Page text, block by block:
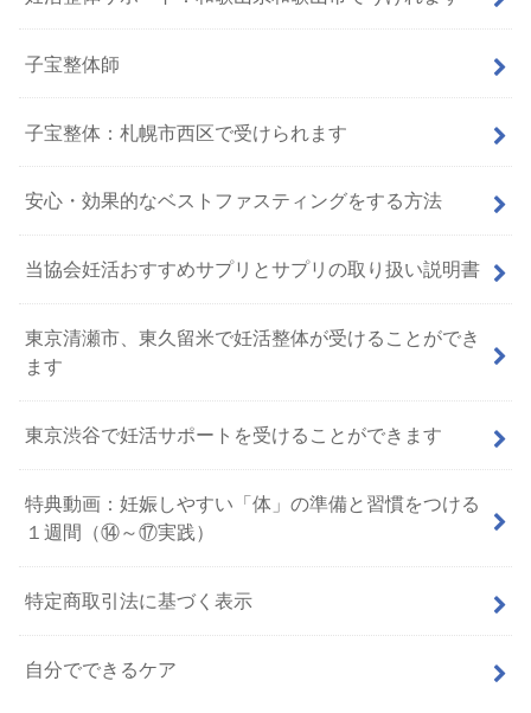
子宝整体師
子宝整体：札幌市西区で受けられます
安心・効果的なベストファスティングをする方法
当協会妊活おすすめサプリとサプリの取り扱い説明書
東京清瀬市、東久留米で妊活整体が受けることができ
ます
東京渋谷で妊活サポートを受けることができます
特典動画：妊娠しやすい「体」の準備と習慣をつける
１週間（⑭～⑰実践）
特定商取引法に基づく表示
自分でできるケア